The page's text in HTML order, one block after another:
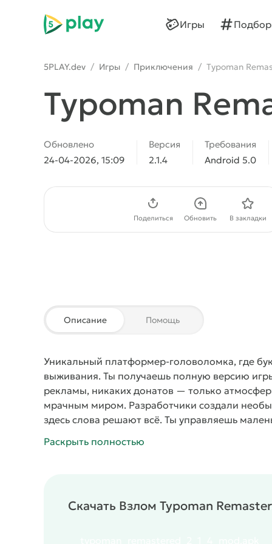
5play
Игры
5PLAY.dev / Игры / Приключения / Typoman
Typoman
Обновлено
24-04-2026, 15:09
Версия
2.1.4
Требования
Android 5.0
Поделиться Обновить В закладки
Описание Помощь
Уникальный платформер-головоломка, где
выживания. Ты получаешь полную версию
рекламы, никаких донатов — только
мрачным миром. Разработчики создали
здесь слова решают всё. Ты управляешь
начнётся дождь, сложи OPEN — дверь
лабиринты. Ты собираешь разбросанные
Раскрыть полностью
Скачать Взлом Typoman